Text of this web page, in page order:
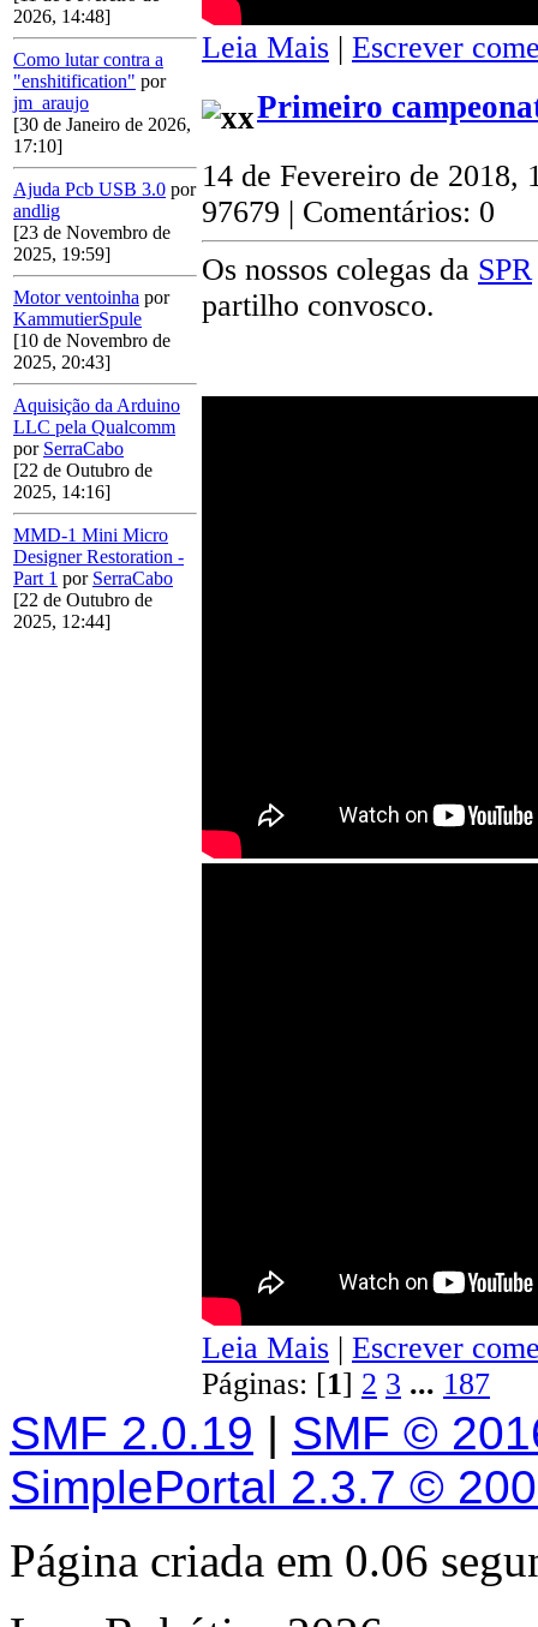
2026, 14:48]
Como lutar contra a
"enshitification" por
jm_araujo
[30 de Janeiro de 2026,
17:10]
Ajuda Pcb USB 3.0 por
andlig
[23 de Novembro de
2025, 19:59]
Motor ventoinha por
KammutierSpule
[10 de Novembro de
2025, 20:43]
Aquisição da Arduino
LLC pela Qualcomm
por SerraCabo
[22 de Outubro de
2025, 14:16]
MMD-1 Mini Micro
Designer Restoration -
Part 1 por SerraCabo
[22 de Outubro de
2025, 12:44]
Leia Mais | Escrever
Primeiro
14 de Fevereiro de 2018,
97679 | Comentários: 0
Os nossos colegas da SPR
partilho convosco.
Leia Mais | Escrever
Páginas: [1] 2 3 ... 187
SMF 2.0.19 | SMF ©
SimplePortal 2.3.7 ©
Página criada em 0.06